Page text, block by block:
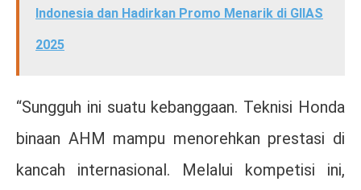
Indonesia dan Hadirkan Promo Menarik di GIIAS
2025
“Sungguh ini suatu kebanggaan. Teknisi Honda
binaan AHM mampu menorehkan prestasi di
kancah internasional. Melalui kompetisi ini,